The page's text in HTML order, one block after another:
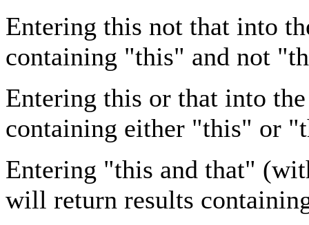
Entering this not that into
containing "this" and not
Entering this or that into
containing either "this" or
Entering "this and that"
will return results